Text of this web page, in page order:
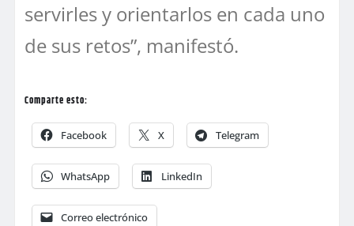
servirles y orientarlos en cada uno
de sus retos”, manifestó.
Comparte esto:
Facebook X Telegram
WhatsApp LinkedIn
Correo electrónico